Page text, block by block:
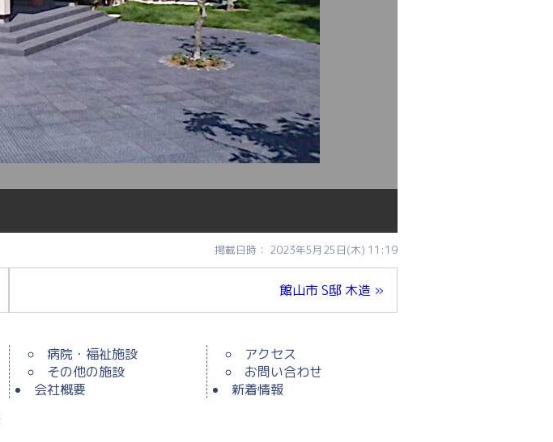
掲載日時： 2023年5月25日(木) 11:19
館山市 S邸 木造 »
病院・福祉施設
その他の施設
会社概要
アクセス
お問い合わせ
新着情報